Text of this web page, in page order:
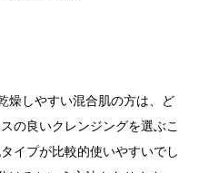
燥しやすい混合肌の方は、ど
の良いクレンジングを選ぶこ
イプが比較的使いやすいでし